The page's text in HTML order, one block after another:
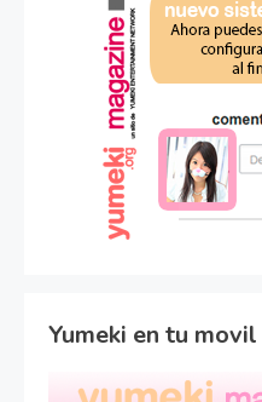
Yumeki en tu movil